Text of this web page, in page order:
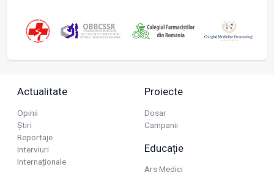
Actualitate
Opinii
Știri
Reportaje
Interviuri
Internaționale
Proiecte
Dosar
Campanii
Educație
Ars Medici